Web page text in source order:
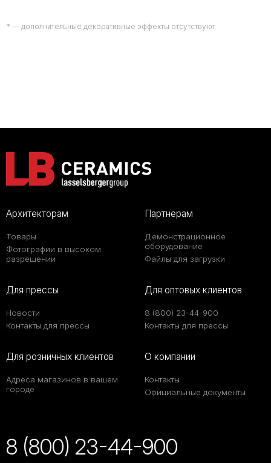
* — дополнительные декоративные эффекты отсутствуют
Архитекторам
Товары
Фотографии в высоком
разрешении
Партнерам
Демонстрационное
оборудование
Файлы для загрузки
Для прессы
Новости
Контакты для прессы
Для оптовых клиентов
8 (800) 23-44-900
Контакты для прессы
Для розничных клиентов
Адреса магазинов в вашем
городе
О компании
Контакты
Официальные документы
8 (800) 23-44-900